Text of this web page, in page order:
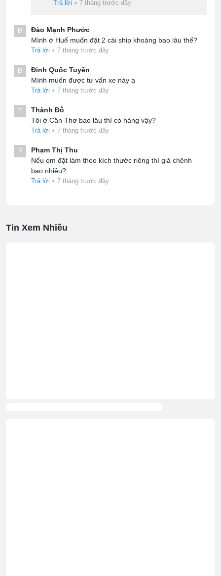
Trả lời • 7 tháng trước đây
Đ
Đào Mạnh Phước
Mình ở Huế muốn đặt 2 cái ship khoảng bao lâu thế?
Trả lời • 7 tháng trước đây
Đ
Đinh Quốc Tuyến
Mình muốn được tư vấn xe này ạ
Trả lời • 7 tháng trước đây
T
Thành Đỗ
Tôi ở Cần Thơ bao lâu thì có hàng vậy?
Trả lời • 7 tháng trước đây
P
Phạm Thị Thu
Nếu em đặt làm theo kích thước riêng thì giá chênh
bao nhiêu?
Trả lời • 7 tháng trước đây
Tin Xem Nhiều